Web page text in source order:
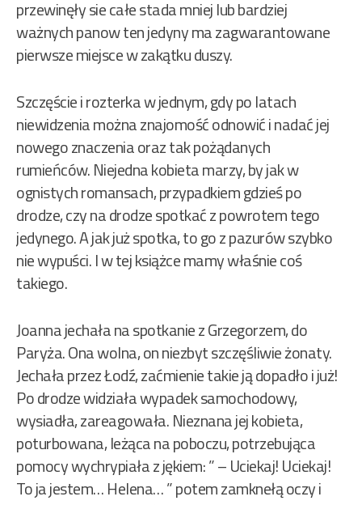
przewinęły sie całe stada mniej lub bardziej
ważnych panow ten jedyny ma zagwarantowane
pierwsze miejsce w zakątku duszy.
Szczęście i rozterka w jednym, gdy po latach
niewidzenia można znajomość odnowić i nadać jej
nowego znaczenia oraz tak pożądanych
rumieńców. Niejedna kobieta marzy, by jak w
ognistych romansach, przypadkiem gdzieś po
drodze, czy na drodze spotkać z powrotem tego
jedynego. A jak już spotka, to go z pazurów szybko
nie wypuści. I w tej książce mamy właśnie coś
takiego.
Joanna jechała na spotkanie z Grzegorzem, do
Paryża. Ona wolna, on niezbyt szczęśliwie żonaty.
Jechała przez Łodź, zaćmienie takie ją dopadło i już!
Po drodze widziała wypadek samochodowy,
wysiadła, zareagowała. Nieznana jej kobieta,
poturbowana, leżąca na poboczu, potrzebująca
pomocy wychrypiała z jękiem: ” – Uciekaj! Uciekaj!
To ja jestem… Helena… ” potem zamknełą oczy i